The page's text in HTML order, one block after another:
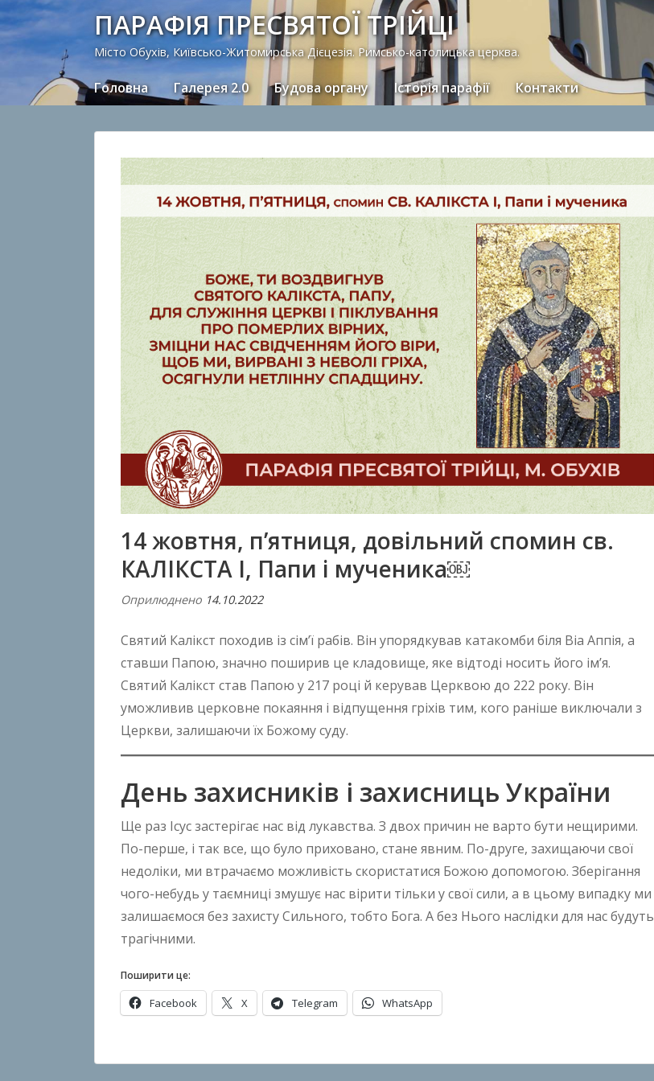
ПАРАФІЯ ПРЕСВЯТОЇ ТРІЙЦІ
Місто Обухів, Київсько-Житомирська Дієцезія. Римсько-католицька церква.
Головна Галерея 2.0 Будова органу Історія парафії Контакти
14 жовтня, п’ятниця, довільний спомин св.
КАЛІКСТА І, Папи і мученика￼
Оприлюднено 14.10.2022В
д
A
n
n
B
k
h
k
o
Святий Калікст походив із сім’ї рабів. Він упорядкував катакомби біля Віа Аппія, а
ставши Папою, значно поширив це кладовище, яке відтоді носить його ім’я.
Святий Калікст став Папою у 217 році й керував Церквою до 222 року. Він
уможливив церковне покаяння і відпущення гріхів тим, кого раніше виключали з
Церкви, залишаючи їх Божому суду.
День захисників і захисниць України
Ще раз Ісус застерігає нас від лукавства. З двох причин не варто бути нещирими.
По-перше, і так все, що було приховано, стане явним. По-друге, захищаючи свої
недоліки, ми втрачаємо можливість скористатися Божою допомогою. Зберігання
чого-небудь у таємниці змушує нас вірити тільки у свої сили, а в цьому випадку ми
залишаємося без захисту Сильного, тобто Бога. А без Нього наслідки для нас будуть
трагічними.
Поширити це:
Facebook X Telegram WhatsApp
п